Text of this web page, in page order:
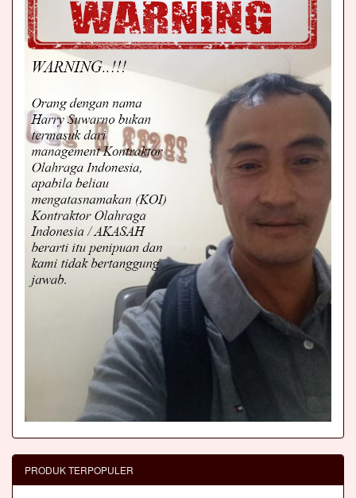
PRODUK TERPOPULER